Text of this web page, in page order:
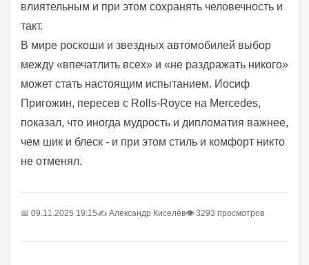
влиятельным и при этом сохранять человечность и
такт.
В мире роскоши и звездных автомобилей выбор
между «впечатлить всех» и «не раздражать никого»
может стать настоящим испытанием. Иосиф
Пригожин, пересев с Rolls-Royce на Mercedes,
показал, что иногда мудрость и дипломатия важнее,
чем шик и блеск - и при этом стиль и комфорт никто
не отменял.
📅 09.11.2025 19:15✍️ Александр Киселёв👁 3293 просмотров